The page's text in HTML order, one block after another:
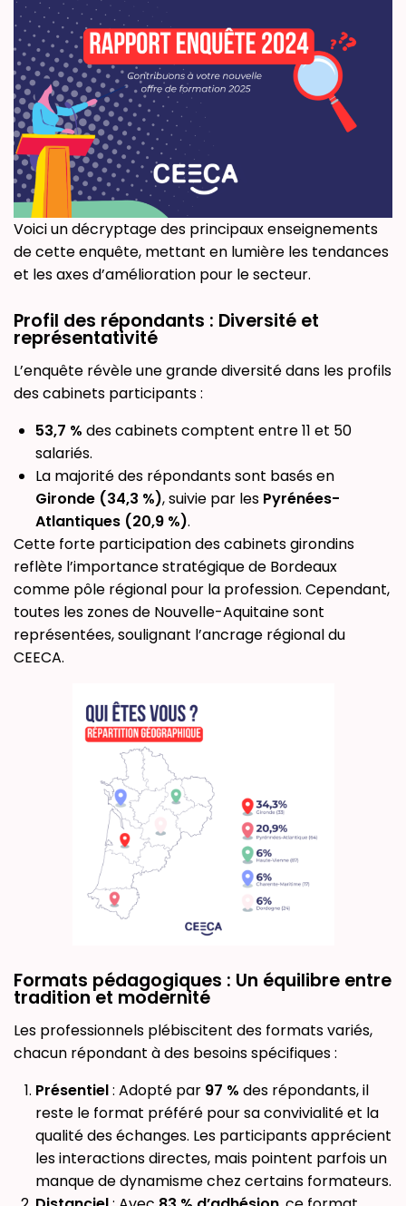
Voici un décryptage des principaux enseignements
de cette enquête, mettant en lumière les tendances
et les axes d’amélioration pour le secteur.
Profil des répondants : Diversité et
représentativité
L’enquête révèle une grande diversité dans les profils
des cabinets participants :
53,7 % des cabinets comptent entre 11 et 50
salariés.
La majorité des répondants sont basés en
Gironde (34,3 %), suivie par les Pyrénées-
Atlantiques (20,9 %).
Cette forte participation des cabinets girondins
reflète l’importance stratégique de Bordeaux
comme pôle régional pour la profession. Cependant,
toutes les zones de Nouvelle-Aquitaine sont
représentées, soulignant l’ancrage régional du
CEECA.
Formats pédagogiques : Un équilibre entre
tradition et modernité
Les professionnels plébiscitent des formats variés,
chacun répondant à des besoins spécifiques :
Présentiel: Adopté par 97 % des répondants, il
reste le format préféré pour sa convivialité et la
qualité des échanges. Les participants apprécient
les interactions directes, mais pointent parfois un
manque de dynamisme chez certains formateurs.